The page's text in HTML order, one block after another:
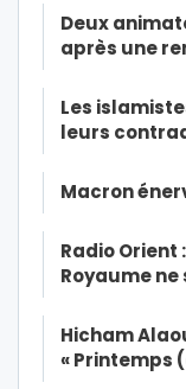
Deux
après une
Les
leurs
Macron
Radio
Royaume
Hicham
« Printemps